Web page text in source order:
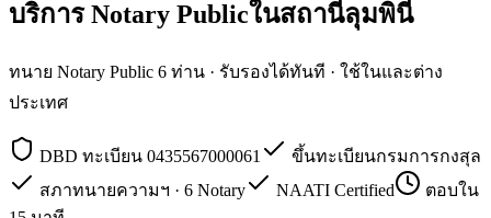
บริการ Notary Publicในสถานีลุมพินี
ทนาย Notary Public 6 ท่าน · รับรองได้ทันที · ใช้ในและต่าง
ประเทศ
DBD ทะเบียน 0435567000061
ขึ้นทะเบียนกรมการกงสุล
สภาทนายความฯ · 6 Notary
NAATI Certified
ตอบใน